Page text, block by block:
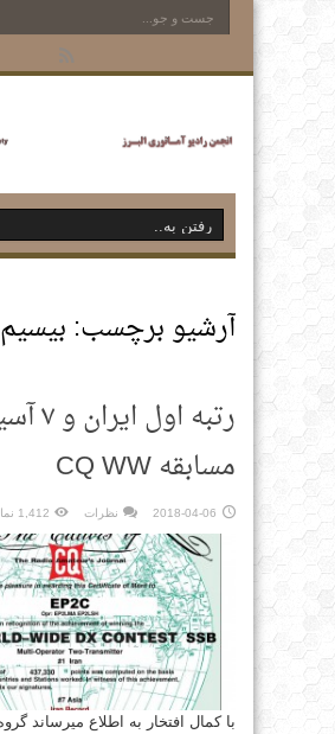
آرشیو برچسب:
رتبه اول
مسابقه CQ WW
2018-04-06 نظرات 1,412 نمایش
با کمال افتخار به اطلاع میرساند